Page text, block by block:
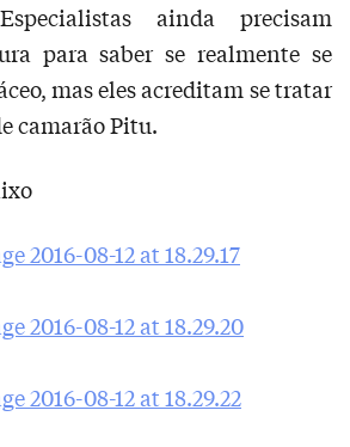
ainda precisam
para saber se realmente se
mas eles acreditam se tratar
camarão Pitu.